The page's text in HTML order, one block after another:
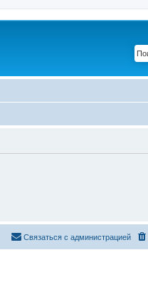
Связаться с администрацией